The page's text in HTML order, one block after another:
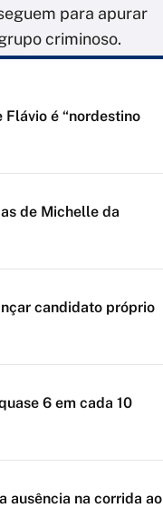
para apurar
criminoso.
Flávio é “nordestino
de Michelle da
candidato próprio
6 em cada 10
ausência na corrida ao